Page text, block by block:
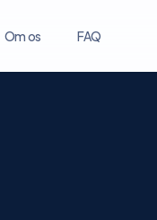
Om os FAQ